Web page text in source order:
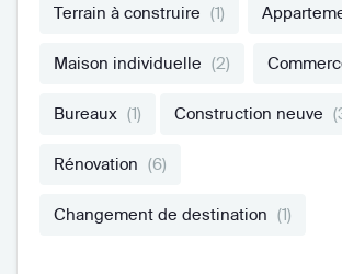
Terrain à construire (1)
Maison individuelle (2)
Bureaux (1) Construction neuve
Rénovation (6)
Changement de destination (1)